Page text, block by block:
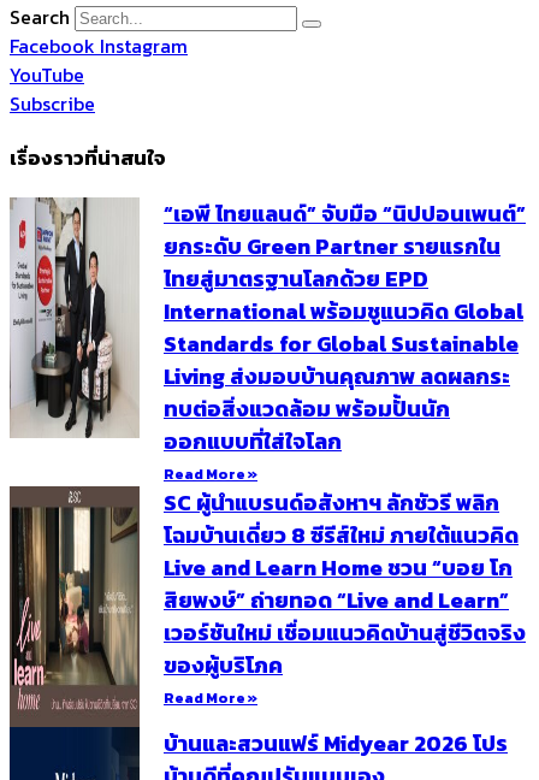
Search
Facebook Instagram
YouTube
Subscribe
เรื่องราวที่น่าสนใจ
“เอพี ไทยแลนด์” จับมือ “นิปปอนเพนต์”
ยกระดับ Green Partner รายแรกใน
ไทยสู่มาตรฐานโลกด้วย EPD
International พร้อมชูแนวคิด Global
Standards for Global Sustainable
Living ส่งมอบบ้านคุณภาพ ลดผลกระ
ทบต่อสิ่งแวดล้อม พร้อมปั้นนัก
ออกแบบที่ใส่ใจโลก
Read More »
SC ผู้นำแบรนด์อสังหาฯ ลักชัวรี พลิก
โฉมบ้านเดี่ยว 8 ซีรีส์ใหม่ ภายใต้แนวคิด
Live and Learn Home ชวน “บอย โก
สิยพงษ์” ถ่ายทอด “Live and Learn”
เวอร์ชันใหม่ เชื่อมแนวคิดบ้านสู่ชีวิตจริง
ของผู้บริโภค
Read More »
บ้านและสวนแฟร์ Midyear 2026 โปร